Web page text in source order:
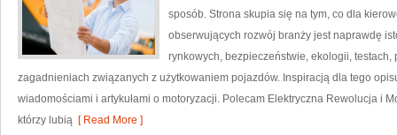
sposób. Strona skupia się na tym, co dla
obserwujących rozwój branży jest naprawdę
rynkowych, bezpieczeństwie, ekologii,
zagadnieniach związanych z użytkowaniem pojazdów. Inspiracją dla tego
wiadomościami i artykułami o motoryzacji. Polecam Elektryczna Rewolucja i
którzy lubią [ Read More ]